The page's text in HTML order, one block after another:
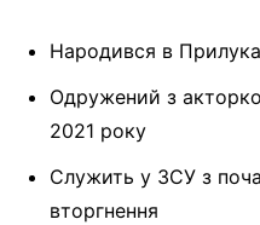
Народився в
Одружений з
2021 року
Служить у ЗСУ з
вторгнення